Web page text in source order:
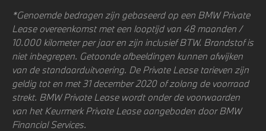
*Genoemde bedragen zijn gebaseerd op een BMW Private
Lease overeenkomst met een looptijd van 48 maanden /
10.000 kilometer per jaar en zijn inclusief BTW. Brandstof is
niet inbegrepen. Getoonde afbeeldingen kunnen afwijken
van de standaarduitvoering. De Private Lease tarieven zijn
geldig tot en met 31 december 2020 of zolang de voorraad
strekt. BMW Private Lease wordt onder de voorwaarden
van het Keurmerk Private Lease aangeboden door BMW
Financial Services.